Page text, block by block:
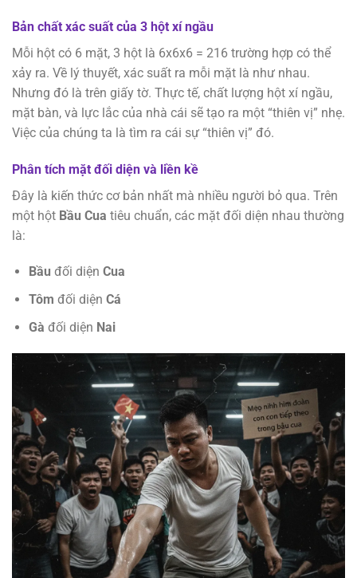
Bản chất xác suất của 3 hột xí ngầu
Mỗi hột có 6 mặt, 3 hột là 6x6x6 = 216 trường hợp có thể
xảy ra. Về lý thuyết, xác suất ra mỗi mặt là như nhau.
Nhưng đó là trên giấy tờ. Thực tế, chất lượng hột xí ngầu,
mặt bàn, và lực lắc của nhà cái sẽ tạo ra một “thiên vị” nhẹ.
Việc của chúng ta là tìm ra cái sự “thiên vị” đó.
Phân tích mặt đối diện và liền kề
Đây là kiến thức cơ bản nhất mà nhiều người bỏ qua. Trên
một hột Bầu Cua tiêu chuẩn, các mặt đối diện nhau thường
là:
Bầu đối diện Cua
Tôm đối diện Cá
Gà đối diện Nai